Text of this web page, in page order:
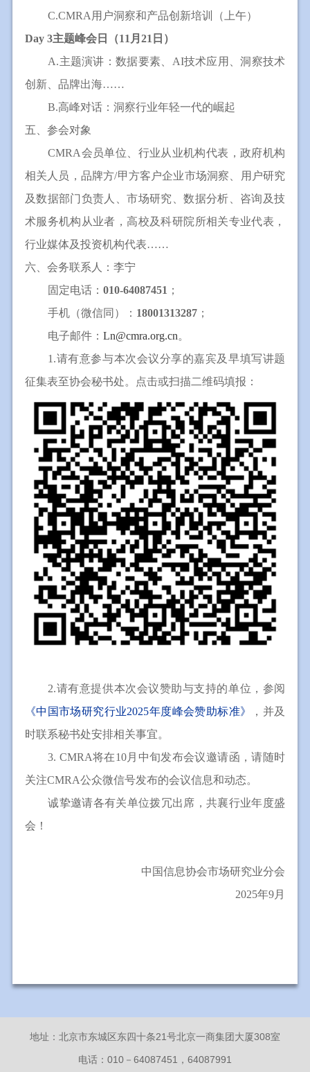
C.CMRA用户洞察和产品创新培训（上午）
Day 3主题峰会日（11月21日）
A.主题演讲：数据要素、AI技术应用、洞察技术
创新、品牌出海……
B.高峰对话：洞察行业年轻一代的崛起
五、参会对象
CMRA会员单位、行业从业机构代表，政府机构
相关人员，品牌方/甲方客户企业市场洞察、用户研究
及数据部门负责人、市场研究、数据分析、咨询及技
术服务机构从业者，高校及科研院所相关专业代表，
行业媒体及投资机构代表……
六、会务联系人： 李宁
固定电话：010-64087451 ；
手机（微信同）： 18001313287 ；
电子邮件：Ln@cmra.org.cn。
1.请有意参与本次会议分享的嘉宾及早填写讲题
征集表至协会秘书处。点击或扫描二维码填报：
2.请有意提供本次会议赞助与支持的单位，参阅
《中国市场研究行业2025年度峰会赞助标准》
，并及
时联系秘书处安排相关事宜。
3. CMRA将在10月中旬发布会议邀请函，请随时
关注CMRA公众微信号发布的会议信息和动态。
诚挚邀请各有关单位拨冗出席，共襄行业年度盛
会！
中国信息协会市场研究业分会
2025年9月
地址：北京市东城区东四十条21号北京一商集团大厦308室
电话：010－64087451，64087991